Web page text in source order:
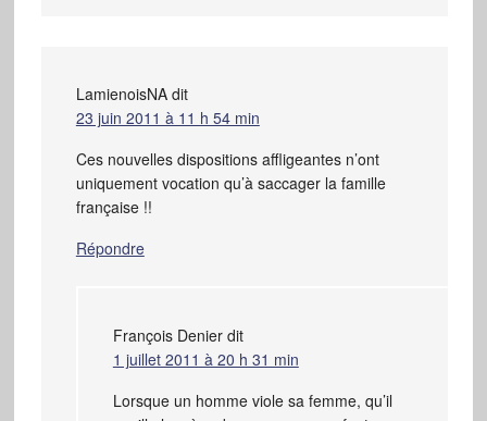
LamienoisNA dit
23 juin 2011 à 11 h 54 min
Ces nouvelles dispositions affligeantes n’ont
uniquement vocation qu’à saccager la famille
française !!
Répondre
François Denier dit
1 juillet 2011 à 20 h 31 min
Lorsque un homme viole sa femme, qu’il